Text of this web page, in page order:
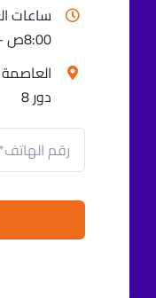
ساعات
8:00ص – 6:00م
دور 8